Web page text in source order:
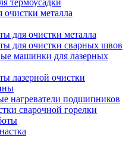
термоусадки
металла
для очистки металла
для очистки сварных швов
машинки для лазерных
лазерной очистки
нагреватели подшипников
сварочной горелки